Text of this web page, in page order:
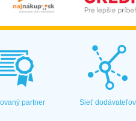
partner Sieť dodávateľov